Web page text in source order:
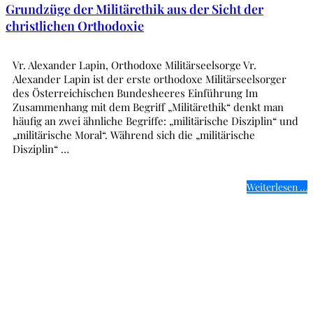
Grundzüge der Militärethik aus der Sicht der
christlichen Orthodoxie
Vr. Alexander Lapin, Orthodoxe Militärseelsorge Vr.
Alexander Lapin ist der erste orthodoxe Militärseelsorger
des Österreichischen Bundesheeres Einführung Im
Zusammenhang mit dem Begriff „Militärethik“ denkt man
häufig an zwei ähnliche Begriffe: „militärische Disziplin“ und
„militärische Moral“. Während sich die „militärische
Disziplin“ …
Weiterlesen …